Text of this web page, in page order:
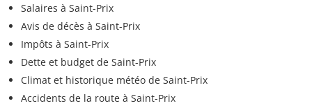
Salaires à Saint-Prix
Avis de décès à Saint-Prix
Impôts à Saint-Prix
Dette et budget de Saint-Prix
Climat et historique météo de Saint-Prix
Accidents de la route à Saint-Prix